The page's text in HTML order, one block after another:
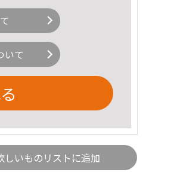
いて
しいものリストに追加